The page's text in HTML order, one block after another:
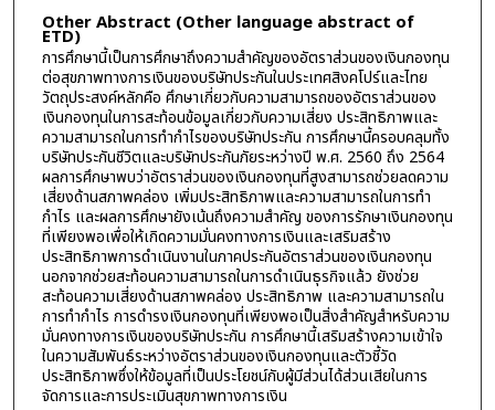
Other Abstract (Other language abstract of
ETD)
การศึกษานี้เป็นการศึกษาถึงความสำคัญของอัตราส่วนของเงินกองทุน
ต่อสุขภาพทางการเงินของบริษัทประกันในประเทศสิงคโปร์และไทย
วัตถุประสงค์หลักคือ ศึกษาเกี่ยวกับความสามารถของอัตราส่วนของ
เงินกองทุนในการสะท้อนข้อมูลเกี่ยวกับความเสี่ยง ประสิทธิภาพและ
ความสามารถในการทำกำไรของบริษัทประกัน การศึกษานี้ครอบคลุมทั้ง
บริษัทประกันชีวิตและบริษัทประกันภัยระหว่างปี พ.ศ. 2560 ถึง 2564
ผลการศึกษาพบว่าอัตราส่วนของเงินกองทุนที่สูงสามารถช่วยลดความ
เสี่ยงด้านสภาพคล่อง เพิ่มประสิทธิภาพและความสามารถในการทำ
กำไร และผลการศึกษายังเน้นถึงความสำคัญ ของการรักษาเงินกองทุน
ที่เพียงพอเพื่อให้เกิดความมั่นคงทางการเงินและเสริมสร้าง
ประสิทธิภาพการดำเนินงานในภาคประกันอัตราส่วนของเงินกองทุน
นอกจากช่วยสะท้อนความสามารถในการดำเนินธุรกิจแล้ว ยังช่วย
สะท้อนความเสี่ยงด้านสภาพคล่อง ประสิทธิภาพ และความสามารถใน
การทำกำไร การดำรงเงินกองทุนที่เพียงพอเป็นสิ่งสำคัญสำหรับความ
มั่นคงทางการเงินของบริษัทประกัน การศึกษานี้เสริมสร้างความเข้าใจ
ในความสัมพันธ์ระหว่างอัตราส่วนของเงินกองทุนและตัวชี้วัด
ประสิทธิภาพซึ่งให้ข้อมูลที่เป็นประโยชน์กับผู้มีส่วนได้ส่วนเสียในการ
จัดการและการประเมินสุขภาพทางการเงิน